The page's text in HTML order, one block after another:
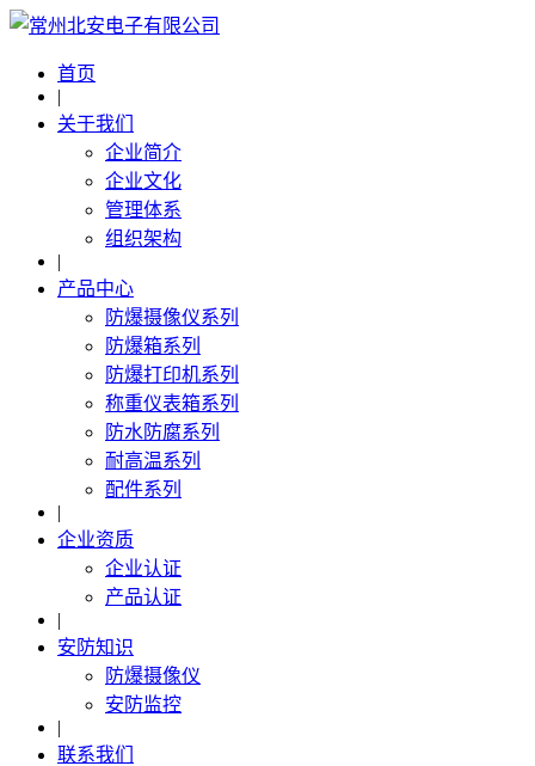
首页
|
关于我们
企业简介
企业文化
管理体系
组织架构
|
产品中心
防爆摄像仪系列
防爆箱系列
防爆打印机系列
称重仪表箱系列
防水防腐系列
耐高温系列
配件系列
|
企业资质
企业认证
产品认证
|
安防知识
防爆摄像仪
安防监控
|
联系我们